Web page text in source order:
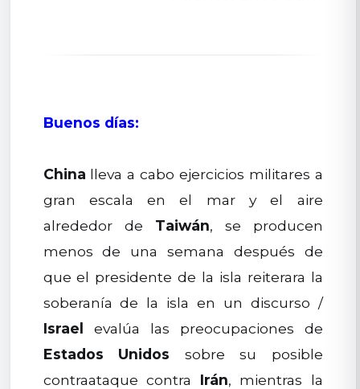
Buenos días:
China lleva a cabo ejercicios militares a
gran escala en el mar y el aire
alrededor de Taiwán, se producen
menos de una semana después de
que el presidente de la isla reiterara la
soberanía de la isla en un discurso /
Israel evalúa las preocupaciones de
Estados Unidos sobre su posible
contraataque contra Irán, mientras la